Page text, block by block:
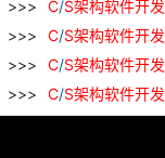
C/S架构软件开发
C/S架构软件开发
C/S架构软件开发
C/S架构软件开发